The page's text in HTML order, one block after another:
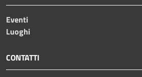
Eventi
Luoghi
CONTATTI